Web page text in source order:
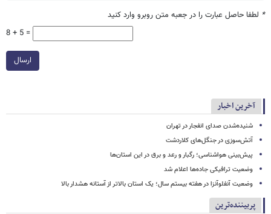
* لطفا حاصل عبارت را در جعبه متن روبرو وارد کنید
8 + 5 =
ارسال
آخرین اخبار
شنیده‌شدن صدای انفجار در تهران
آتش‌سوزی در جنگل‌های کلاردشت
پیش‌بینی هواشناسی؛ رگبار و رعد و برق در این استان‌ها
وضعیت ترافیکی جاده‌ها اعلام شد
وضعیت آنفلوآنزا در هفته بیستم سال؛ یک استان بالاتر از آستانه هشدار بالا
پربیننده‌ترین